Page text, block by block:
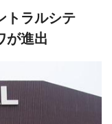
トラルシテ
が進出